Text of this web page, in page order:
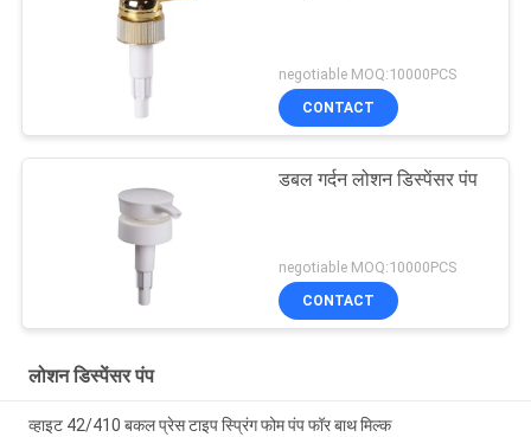
negotiable MOQ:10000PCS
CONTACT
डबल गर्दन लोशन डिस्पेंसर पंप
negotiable MOQ:10000PCS
CONTACT
लोशन डिस्पेंसर पंप
व्हाइट 42/410 बकल प्रेस टाइप स्प्रिंग फोम पंप फॉर बाथ मिल्क